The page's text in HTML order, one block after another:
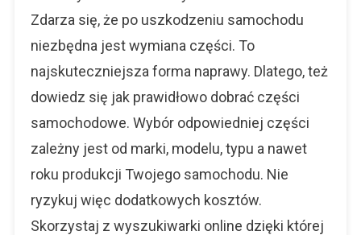
Zdarza się, że po uszkodzeniu samochodu
niezbędna jest wymiana części. To
najskuteczniejsza forma naprawy. Dlatego, też
dowiedz się jak prawidłowo dobrać części
samochodowe. Wybór odpowiedniej części
zależny jest od marki, modelu, typu a nawet
roku produkcji Twojego samochodu. Nie
ryzykuj więc dodatkowych kosztów.
Skorzystaj z wyszukiwarki online dzięki której